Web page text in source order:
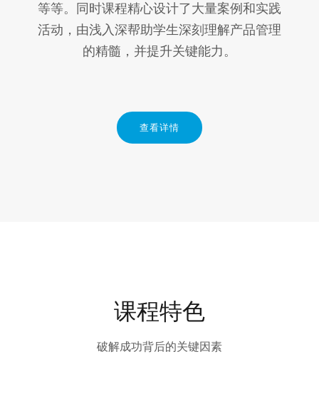
等等。同时课程精心设计了大量案例和实践
活动，由浅入深帮助学生深刻理解产品管理
的精髓，并提升关键能力。
查看详情
课程特色
破解成功背后的关键因素